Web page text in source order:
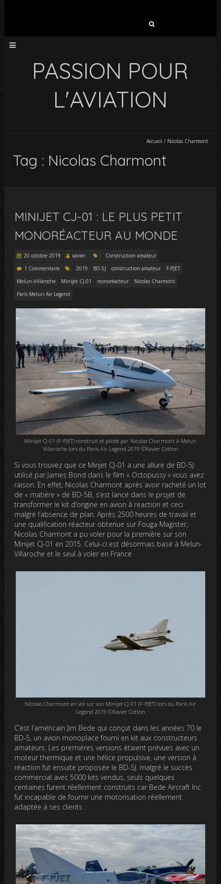
PASSION POUR
L'AVIATION
Accueil / Nicolas Charmont
Tag : Nicolas Charmont
MINIJET CJ-01 : LE PLUS PETIT
MONORÉACTEUR AU MONDE
20 octobre 2019 xavier
Construction amateur
1 Commentaire
2019 BD-5J construction amateur
F-PJET
Melun-Villaroche
Minijet CJ-01 monoréacteur
Nicolas Charmont
Paris Melun Air Legend
Minijet CJ-01 (F-PJET) construit et piloté par Nicolas Charmont à Melun
Villaroche lors du Paris Air Legend 2019 ©Xavier Cotton
Si vous trouvez que ce Minjet CJ-01 a une allure de BD-5J
utilisé par James Bond dans le film « Octopussy » vous avez
raison. En effet, Nicolas Charmont après avoir racheté un lot
de « matière » de BD-5B, s’est lancé dans le projet de
transformer le kit d’origine en avion à réaction et ceci
malgré l’absence de plan. Après 2500 heures de travail et
une qualification réacteur obtenue sur Fouga Magister,
Nicolas Charmont a pu voler pour la première sur son
Minijet CJ-01 en 2015. Celui-ci est désormais basé à Melun-
Villaroche et le seul à voler en France
Nicolas Charmont en vol sur son Minijet CJ-01 (F-PJET) lors du Paris Air
Legend 2019 ©Xavier Cotton
C’est l’américain Jim Bede qui conçut dans les années 70 le
BD-5, un avion monoplace fourni en kit aux constructeurs
amateurs. Les premières versions étaient prévues avec un
moteur thermique et une hélice propulsive, une version à
réaction fut ensuite proposée le BD-5J. malgré le succès
commercial avec 5000 kits vendus, seuls quelques
centaines furent réellement construits car Bede Aircraft Inc
fut incapable de fournir une motorisation réellement
adaptée à ses clients .